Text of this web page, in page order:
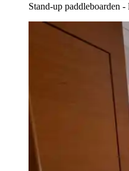
Stand-up paddleboarden -